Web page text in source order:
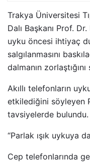
Trakya Üniversitesi
Dalı Başkanı Prof.
uyku öncesi ihtiyaç
salgılanmasını
dalmanın
Akıllı telefonların
etkilediğini söyleyen
tavsiyelerde bulundu.
“Parlak ışık uykuya
Cep telefonlarında